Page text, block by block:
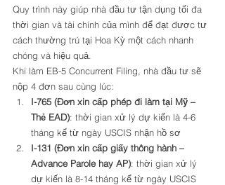
Quy trình này giúp nhà đầu tư tận dụng tối đa
thời gian và tài chính của mình để đạt được tư
cách thường trú tại Hoa Kỳ một cách nhanh
chóng và hiệu quả.
Khi làm EB-5 Concurrent Filing, nhà đầu tư sẽ
nộp 4 đơn sau cùng lúc:
I-765 (Đơn xin cấp phép đi làm tại Mỹ –
Thẻ EAD): thời gian xử lý dự kiến là 4-6
tháng kể từ ngày USCIS nhận hồ sơ
I-131 (Đơn xin cấp giấy thông hành –
Advance Parole hay AP): thời gian xử lý
dự kiến là 8-14 tháng kể từ ngày USCIS